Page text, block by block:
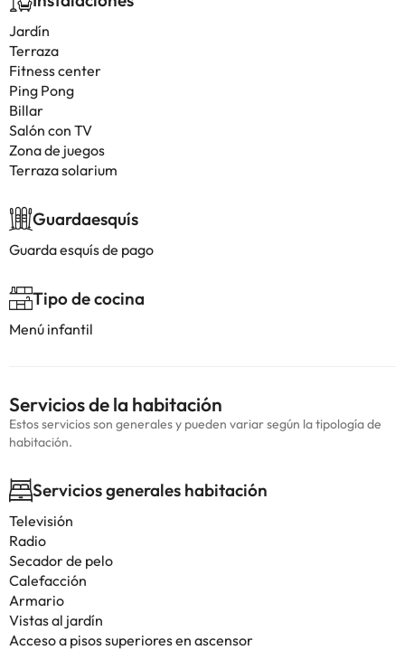
Jardín
Terraza
Fitness center
Ping Pong
Billar
Salón con TV
Zona de juegos
Terraza solarium
Guardaesquís
Guarda esquís de pago
Tipo de cocina
Menú infantil
Servicios de la habitación
Estos servicios son generales y pueden variar según la tipología de
habitación.
Servicios generales habitación
Televisión
Radio
Secador de pelo
Calefacción
Armario
Vistas al jardín
Acceso a pisos superiores en ascensor